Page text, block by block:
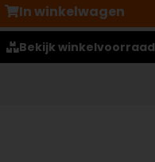
In winkelwagen
Bekijk winkelvoorraad